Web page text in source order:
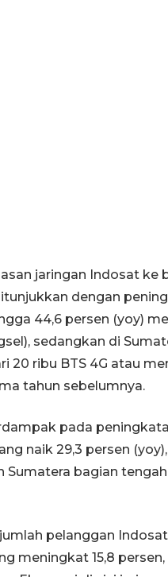
jaringan Indosat ke
dengan
44,6 persen (yoy)
sedangkan di
20 ribu BTS 4G atau
tahun sebelumnya.
pada
naik 29,3 persen
Sumatera bagian
pelanggan
meningkat 15,8